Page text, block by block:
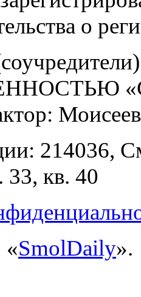
о
214036,
33, кв. 40
«SmolDaily».